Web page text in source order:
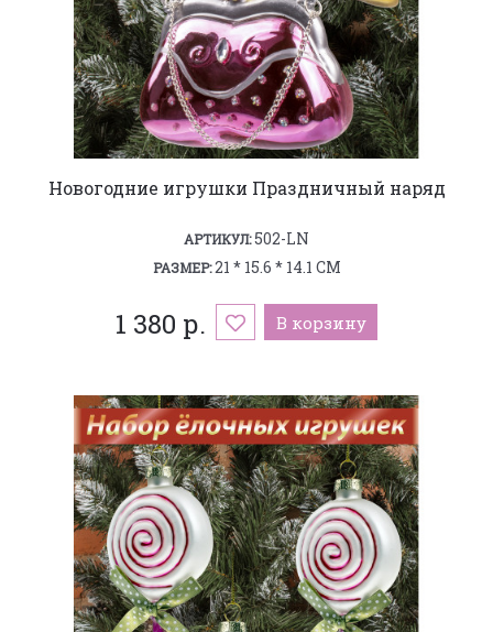
Новогодние игрушки Праздничный наряд
АРТИКУЛ:502-LN
РАЗМЕР:21 * 15.6 * 14.1 СМ
1 380 р. В корзину